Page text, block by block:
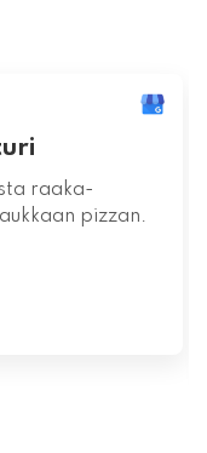
raaka-
pizzan.